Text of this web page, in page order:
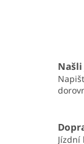
Jízdní